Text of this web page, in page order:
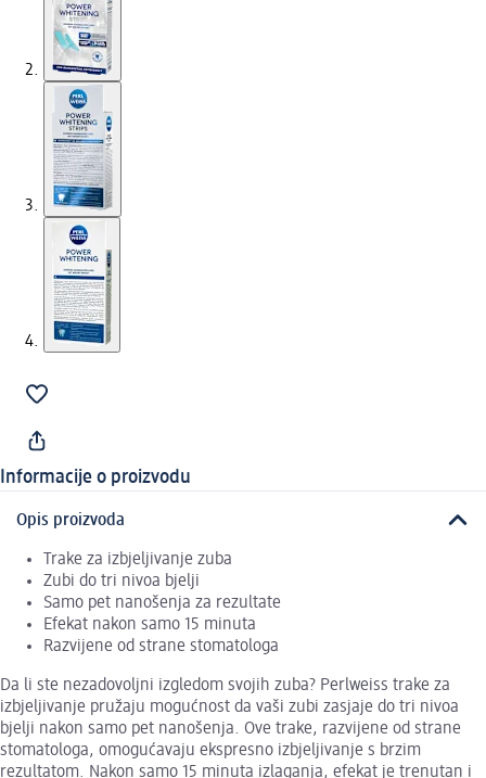
Informacije o proizvodu
Opis proizvoda
Trake za izbjeljivanje zuba
Zubi do tri nivoa bjelji
Samo pet nanošenja za rezultate
Efekat nakon samo 15 minuta
Razvijene od strane stomatologa
Da li ste nezadovoljni izgledom svojih zuba? Perlweiss trake za
izbjeljivanje pružaju mogućnost da vaši zubi zasjaje do tri nivoa
bjelji nakon samo pet nanošenja. Ove trake, razvijene od strane
stomatologa, omogućavaju ekspresno izbjeljivanje s brzim
rezultatom. Nakon samo 15 minuta izlaganja, efekat je trenutan i